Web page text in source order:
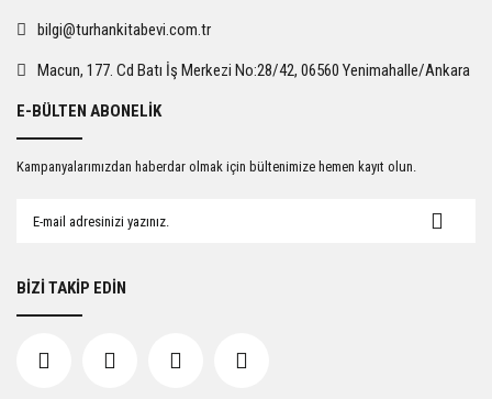
Gönder
bilgi@turhankitabevi.com.tr
Macun, 177. Cd Batı İş Merkezi No:28/42, 06560 Yenimahalle/Ankara
E-BÜLTEN ABONELİK
Kampanyalarımızdan haberdar olmak için bültenimize hemen kayıt olun.
BİZİ TAKİP EDİN